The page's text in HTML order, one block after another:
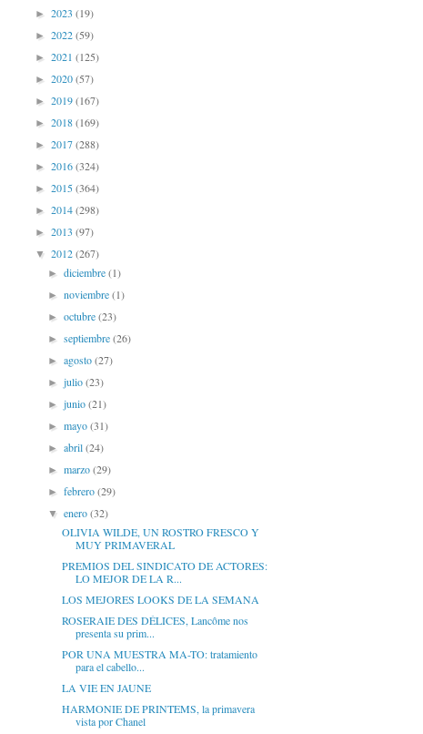
► 2023 (19)
► 2022(59)
► 2021 (125)
► 2020(57)
► 2019(167)
► 2018(169)
► 2017(288)
► 2016(324)
► 2015(364)
► 2014(298)
► 2013 (97)
▼ 2012(267)
►diciembre(1)
►noviembre(1)
►octubre(23)
►septiembre(26)
►agosto(27)
►julio(23)
►junio(21)
►mayo(31)
►abril(24)
►marzo(29)
►febrero(29)
▼enero(32)
OLIVIA WILDE, UN ROSTRO FRESCO Y
MUY PRIMAVERAL
PREMIOS DEL SINDICATO DE ACTORES:
LO MEJOR DE LA R...
LOS MEJORES LOOKS DE LA SEMANA
ROSERAIE DES DÉLICES, Lancôme nos
presenta su prim...
POR UNA MUESTRA MA-TO: tratamiento
para el cabello...
LA VIE EN JAUNE
HARMONIE DE PRINTEMS, la primavera
vista por Chanel